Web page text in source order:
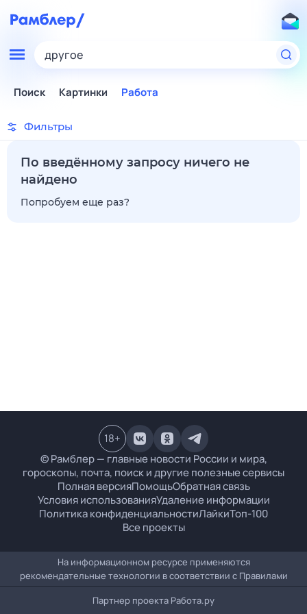
другое
Поиск Картинки Работа
Фильтры
По введённому запросу ничего не
найдено
Попробуем еще раз?
© Рамблер — главные новости России и мира,
гороскопы, почта, поиск и другие полезные сервисы
Полная версияПомощьОбратная связь
Условия использованияУдаление информации
Политика конфиденциальностиЛайкиТоп-100
Все проекты
18+
На информационном ресурсе применяются
рекомендательные технологии в соответствии с Правилами
Партнер проекта Работа.ру